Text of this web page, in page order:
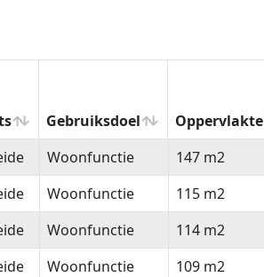
Gebruiksdoel Oppervlakte
Gebruiksdoel Oppervlakte
Woonfunctie 147 m2
Woonfunctie 115 m2
Woonfunctie 114 m2
Woonfunctie 109 m2